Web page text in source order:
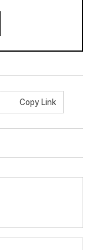
Copy Link